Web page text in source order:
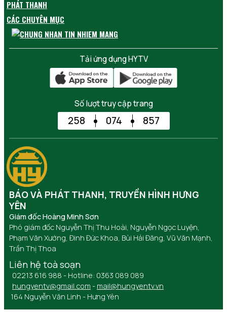
PHÁT THANH
CÁC CHUYÊN MỤC
Tải ứng dụng HYTV
Số lượt truy cập trang
258 074 857
BÁO VÀ PHÁT THANH, TRUYỀN HÌNH HƯNG
YÊN
Giám đốc Hoàng Minh Sơn
Phó giám đốc Nguyễn Thị Thu Hoài, Nguyễn Ngọc Luyện,
Phạm Văn Xướng, Đinh Đức Khoa, Bùi Hải Đăng, Vũ Văn Mạnh,
Trần Thị Thoa
Liên hệ toà soạn
02213 616 988 - Hotline: 0363 089 089
hungyentv@gmail.com - mail@hungyentv.vn
164 Nguyễn Văn Linh - Hưng Yên